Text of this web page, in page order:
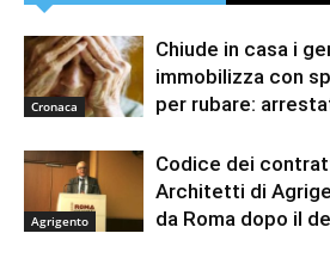
Cronaca
Chiude in casa i
immobilizza con
per rubare:
Agrigento
Codice dei
Architetti di
da Roma dopo il